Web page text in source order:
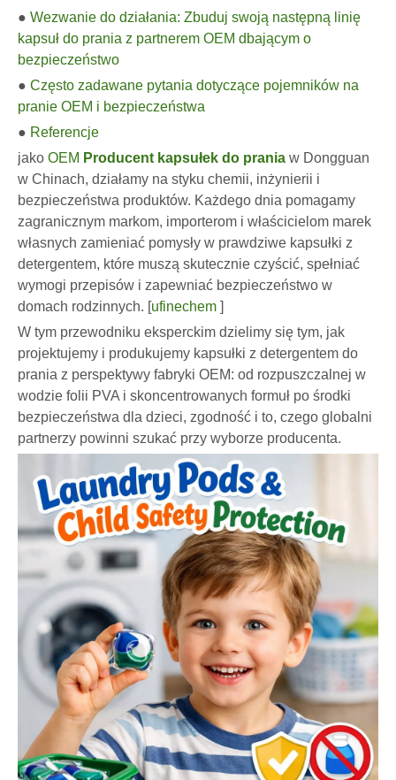
● Wezwanie do działania: Zbuduj swoją następną linię
kapsuł do prania z partnerem OEM dbającym o
bezpieczeństwo
● Często zadawane pytania dotyczące pojemników na
pranie OEM i bezpieczeństwa
● Referencje
jako OEM Producent kapsułek do prania w Dongguan
w Chinach, działamy na styku chemii, inżynierii i
bezpieczeństwa produktów. Każdego dnia pomagamy
zagranicznym markom, importerom i właścicielom marek
własnych zamieniać pomysły w prawdziwe kapsułki z
detergentem, które muszą skutecznie czyścić, spełniać
wymogi przepisów i zapewniać bezpieczeństwo w
domach rodzinnych. [ufinechem ]
W tym przewodniku eksperckim dzielimy się tym, jak
projektujemy i produkujemy kapsułki z detergentem do
prania z perspektywy fabryki OEM: od rozpuszczalnej w
wodzie folii PVA i skoncentrowanych formuł po środki
bezpieczeństwa dla dzieci, zgodność i to, czego globalni
partnerzy powinni szukać przy wyborze producenta.